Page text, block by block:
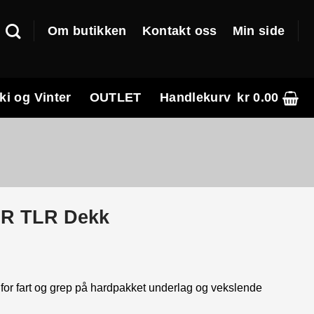
Om butikken Kontakt oss Min side
og Vinter OUTLET Handlekurv kr0.00
TLR Dekk
fart og grep på hardpakket underlag og vekslende